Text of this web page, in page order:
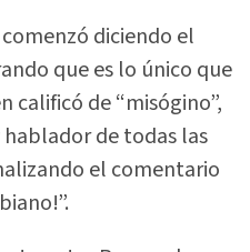
diciendo el
que es lo único que
calificó de “misógino”,
de todas las
el comentario